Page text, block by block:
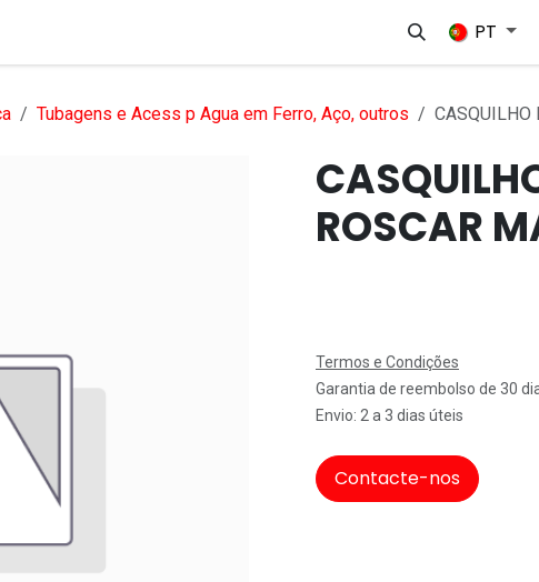
Empregos
PT
Tubagens e Acess p Agua em Ferro, Aço, outros CASQUILHO
ROSCAR
Termos e Condições
Garantia de reembolso de 30
Envio: 2 a 3 dias úteis
Contacte-nos